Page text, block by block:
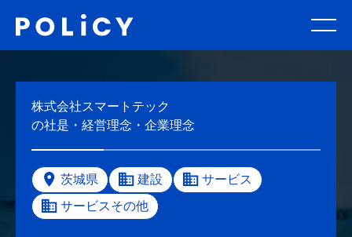
株式会社スマートテック
の社是・経営理念・企業理念
茨城県 建設
サービス
サービスその他